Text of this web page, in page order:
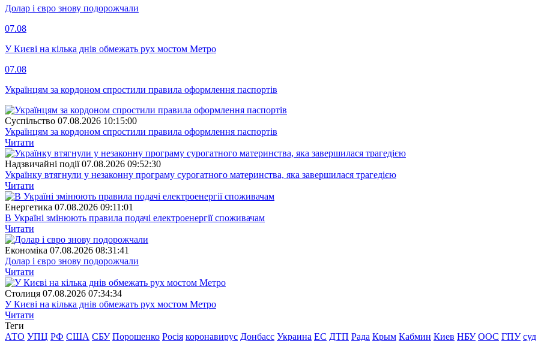
Долар і євро знову подорожчали
07.08
У Києві на кілька днів обмежать рух мостом Метро
07.08
Українцям за кордоном спростили правила оформлення паспортів
Суспiльство 07.08.2026 10:15:00
Українцям за кордоном спростили правила оформлення паспортів
Читати
Надзвичайні події 07.08.2026 09:52:30
Українку втягнули у незаконну програму сурогатного материнства, яка завершилася трагедією
Читати
Енергетика 07.08.2026 09:11:01
В Україні змінюють правила подачі електроенергії споживачам
Читати
Економіка 07.08.2026 08:31:41
Долар і євро знову подорожчали
Читати
Столиця 07.08.2026 07:34:34
У Києві на кілька днів обмежать рух мостом Метро
Читати
Теги
АТО УПЦ РФ США СБУ Порошенко Росія коронавирус Донбасс Украина ЕС ДТП Рада Крым Кабмин Киев НБУ ООС ГПУ суд